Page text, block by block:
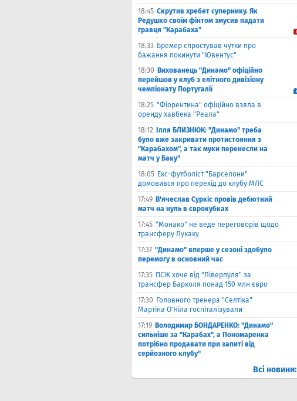
18:45 Скрутив хребет супернику. Як
Редушко своїм фінтом змусив падати
гравця "Карабаха"
18:33 Бремер спростував чутки про
бажання покинути "Ювентус"
18:30 Вихованець "Динамо" офіційно
перейшов у клуб з елітного дивізіону
чемпіонату Португалії
18:25 "Фіорентина" офіційно взяла в
оренду хавбека "Реала"
18:12
Ілля БЛИЗНЮК: "Динамо" треба
було вже закривати протистояння з
"Карабахом", а так муки перенесли на
матч у Баку"
18:05 Екс-футболіст "Барселони"
домовився про перехід до клубу МЛС
17:49 В'ячеслав Суркіс провів дебютний
матч на нуль в єврокубках
17:45 "Монако" не веде переговорів щодо
трансферу Лукаку
17:37 "Динамо" вперше у сезоні здобуло
перемогу в основний час
17:35 ПСЖ хоче від "Ліверпуля" за
трансфер Барколя понад 150 млн євро
17:30 Головного тренера "Селтіка"
Мартіна О'Ніла госпіталізували
17:19 Володимир БОНДАРЕНКО: "Динамо"
сильніше за "Карабах", а Пономаренка
потрібно продавати при запиті від
серйозного клубу"
Всі новини: